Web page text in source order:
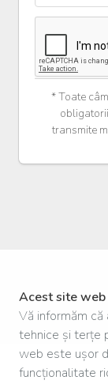
* Toate
transmite
Acest site
Vă informăm
tehnice și terțe
web este ușor
funcționalitate